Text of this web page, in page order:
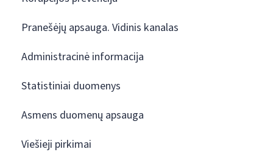
Pranešėjų apsauga. Vidinis kanalas
Administracinė informacija
Statistiniai duomenys
Asmens duomenų apsauga
Viešieji pirkimai